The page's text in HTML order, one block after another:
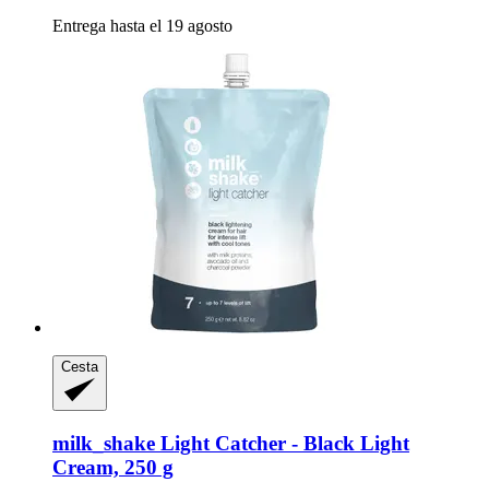
Entrega hasta el 19 agosto
Cesta
milk_shake Light Catcher -​ Black Light
Cream, 250 g